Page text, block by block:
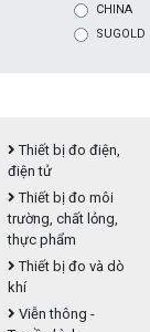
CHINA
SUGOLD
Thiết bị đo điện,
điện tử
Thiết bị đo môi
trường, chất lỏng,
thực phẩm
Thiết bị đo và dò
khí
Viễn thông -